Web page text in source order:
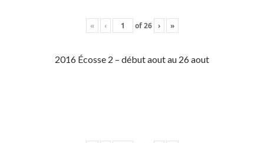
« ‹ of26 › »
2016 Écosse 2 – début aout au 26 aout